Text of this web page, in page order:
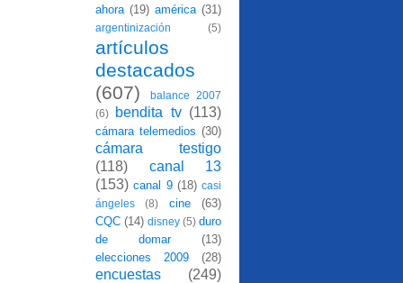
ahora (19) américa (31)
argentinización (5)
artículos
destacados
(607)
balance 2007
(6)
bendita tv (113)
cámara telemedios (30)
cámara testigo
(118)
canal 13
(153) canal 9 (18) casi
ángeles
(8) cine
(63)
CQC (14) disney (5) duro
de domar
(13)
elecciones 2009
(28)
encuestas
(249)